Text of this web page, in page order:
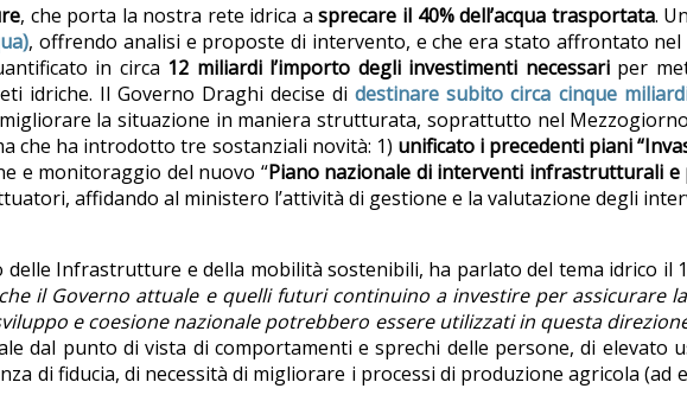
, che porta la nostra rete idrica asprecare il 40% dell’acqua trasportata.
, offrendo analisi e proposte di intervento, e che era stato affrontato nel
in circa 12 miliardi l’importo degli investimenti necessariper
idriche. Il Governo Draghi decise didestinare subito circa cinque
la situazione in maniera strutturata, soprattutto nel
che ha introdotto tre sostanziali novità: 1) unificato i precedenti piani
e monitoraggio del nuovo “Piano nazionale di interventi infrastrutturali e
affidando al ministero l’attività di gestione e la valutazione degli
delle Infrastrutture e della mobilità sostenibili, ha parlato del tema idrico il
il Governo attuale e quelli futuri continuino a investire per assicurare la
e coesione nazionale potrebbero essere utilizzati in questa
dal punto di vista di comportamenti e sprechi delle persone, di elevato
di fiducia, di necessità di migliorare i processi di produzione agricola (ad